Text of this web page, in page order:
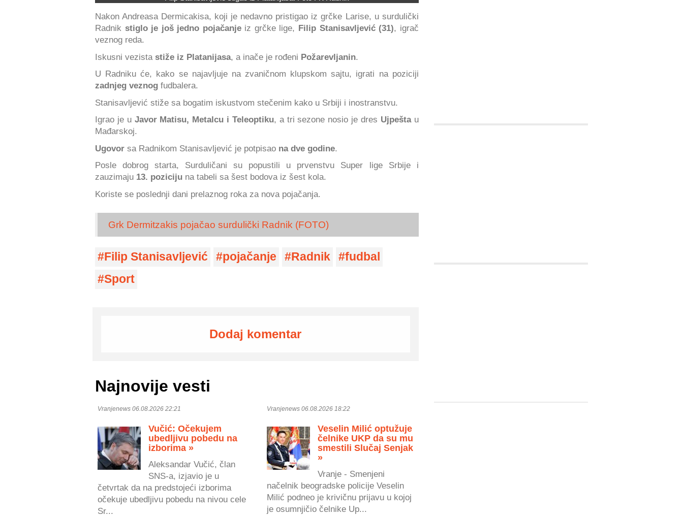
Nakon Andreasa Dermicakisa, koji je nedavno pristigao iz grčke Larise, u surdulički
Radnik stiglo je još jedno pojačanjeiz grčke lige, Filip Stanisavljević (31), igrač
veznog reda.
Iskusni vezista stiže iz Platanijasa, a inače je rođeni Požarevljanin.
U Radniku će, kako se najavljuje na zvaničnom klupskom sajtu, igrati na poziciji
zadnjeg veznog fudbalera.
Stanisavljević stiže sa bogatim iskustvom stečenim kako u Srbiji i inostranstvu.
Igrao je u Javor Matisu, Metalcu i Teleoptiku, a tri sezone nosio je dres Ujpeštau
Mađarskoj.
Ugovor sa Radnikom Stanisavljević je potpisao na dve godine.
Posle dobrog starta, Surduličani su popustili u prvenstvu Super lige Srbije i
zauzimaju 13. poziciju na tabeli sa šest bodova iz šest kola.
Koriste se poslednji dani prelaznog roka za nova pojačanja.
Grk Dermitzakis pojačao surdulički Radnik (FOTO)
Filip Stanisavljević pojačanje Radnik
fudbal
Sport
Dodaj komentar
Najnovije vesti
Vranjenews 06.08.2026 22:21
Vučić: Očekujem
ubedljivu pobedu na
izborima »
Aleksandar Vučić, član
SNS-a, izjavio je u
četvrtak da na predstojeći izborima
očekuje ubedljivu pobedu na nivou cele
Sr...
Vranjenews 06.08.2026 18:22
Veselin Milić optužuje
čelnike UKP da su mu
smestili Slučaj Senjak
»
Vranje - Smenjeni
načelnik beogradske policije Veselin
Milić podneo je krivičnu prijavu u kojoj
je osumnjičio čelnike Up...